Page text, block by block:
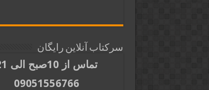
سرکتاب آنلاین رایگان
تماس از 10صبح الی 21
09051556766